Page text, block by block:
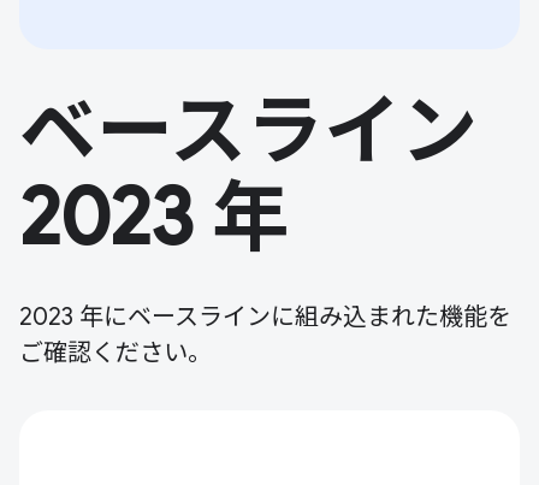
ベースライン
2023 年
2023 年にベースラインに組み込まれた機能を
ご確認ください。